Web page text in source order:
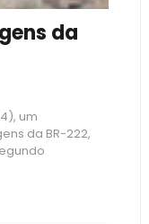
da
um
da BR-222,